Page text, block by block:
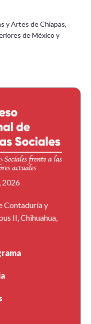
y Artes de Chiapas,
de México y
2026
Contaduría y
II, Chihuahua,